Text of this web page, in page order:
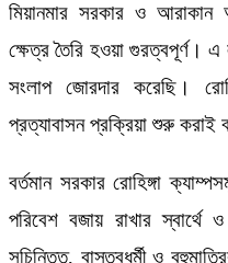
মিয়ানমার সরকার ও আরাকান
ক্ষেত্র তৈরি হওয়া গুরত্বপূর্ণ। এ
সংলাপ জোরদার করেছি।
প্রত্যাবাসন প্রক্রিয়া শুরু করাই
বর্তমান সরকার রোহিঙ্গা
পরিবেশ বজায় রাখার
সুচিন্তিত, বাস্তবধর্মী ও